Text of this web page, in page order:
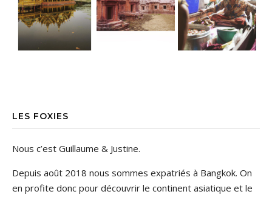
LES FOXIES
Nous c’est Guillaume & Justine.
Depuis août 2018 nous sommes expatriés à Bangkok. On
en profite donc pour découvrir le continent asiatique et le